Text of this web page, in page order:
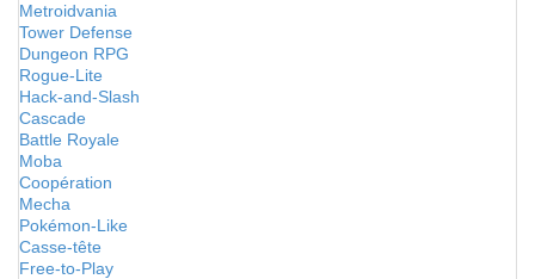
Metroidvania
Tower Defense
Dungeon RPG
Rogue-Lite
Hack-and-Slash
Cascade
Battle Royale
Moba
Coopération
Mecha
Pokémon-Like
Casse-tête
Free-to-Play